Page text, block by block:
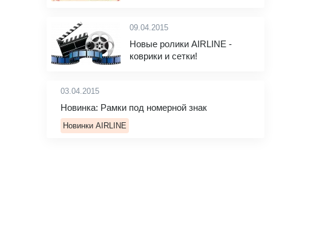
09.04.2015
Новые ролики AIRLINE -
коврики и сетки!
03.04.2015
Новинка: Рамки под номерной знак
Новинки AIRLINE